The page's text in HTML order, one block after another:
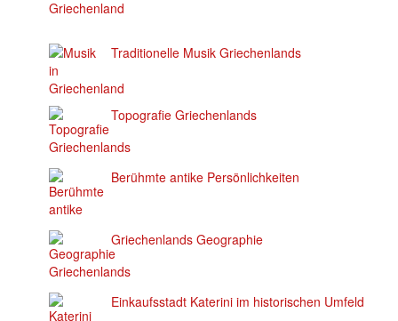
Traditionelle Musik Griechenlands
Topografie Griechenlands
Berühmte antike Persönlichkeiten
Griechenlands Geographie
Einkaufsstadt Katerini im historischen Umfeld